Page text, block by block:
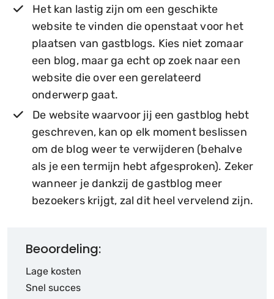
Het kan lastig zijn om een geschikte
website te vinden die openstaat voor het
plaatsen van gastblogs. Kies niet zomaar
een blog, maar ga echt op zoek naar een
website die over een gerelateerd
onderwerp gaat.
De website waarvoor jij een gastblog hebt
geschreven, kan op elk moment beslissen
om de blog weer te verwijderen (behalve
als je een termijn hebt afgesproken). Zeker
wanneer je dankzij de gastblog meer
bezoekers krijgt, zal dit heel vervelend zijn.
Beoordeling:
Lage kosten
Snel succes